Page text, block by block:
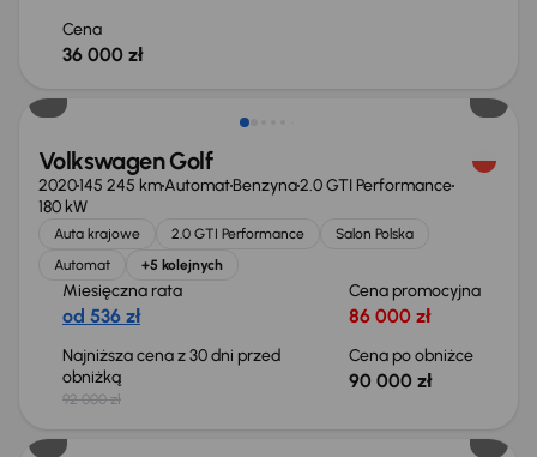
Cena
36 000 zł
Taniej o 2 000 zł
Volkswagen Golf
2020145 245 kmAutomatBenzyna2.0 GTI Performance
180 kW
Auta krajowe 2.0 GTI Performance
Salon Polska
Automat
+5 kolejnych
Miesięczna rata
od 536 zł
Cena promocyjna
86 000 zł
Najniższa cena z 30 dni przed
obniżką
92 000 zł
Cena po obniżce
90 000 zł